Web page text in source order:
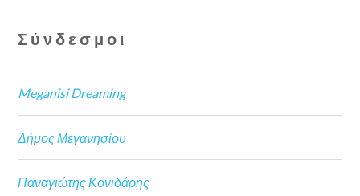
Σύνδεσμοι
Meganisi Dreaming
Δήμος Μεγανησίου
Παναγιώτης Κονιδάρης